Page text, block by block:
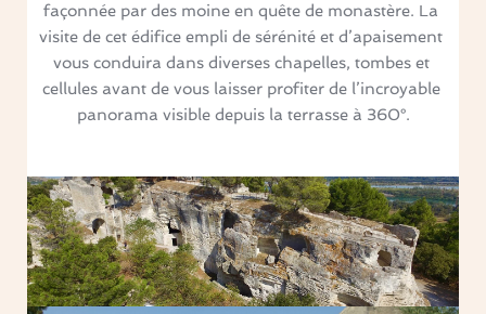
façonnée par des moine en quête de monastère. La
visite de cet édifice empli de sérénité et d’apaisement
vous conduira dans diverses chapelles, tombes et
cellules avant de vous laisser profiter de l’incroyable
panorama visible depuis la terrasse à 360°.